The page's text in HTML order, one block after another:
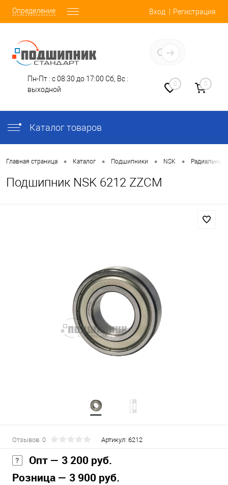
Определение Вход Регистрация
Пн-Пт : с 08:30 до 17:00 Сб, Вс :
выходной
0 0
Каталог товаров
Главная страница • Каталог • Подшипники • NSK •
Подшипник NSK 6212 ZZCM
Отзывов: 0 Артикул: 6212
Опт — 3 200 руб.
Розница — 3 900 руб.